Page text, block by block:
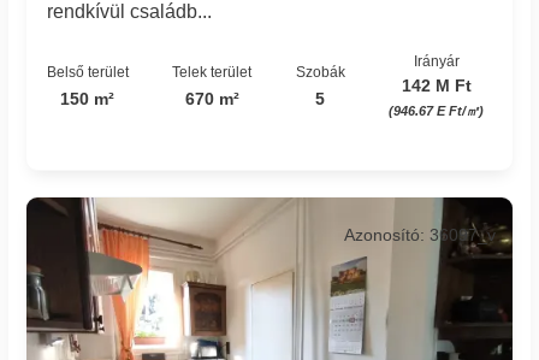
rendkívül családb...
Belső terület
150 m²
Telek terület
670 m²
Szobák
5
Irányár
142 M Ft
(946.67 E Ft/㎡)
Azonosító: 36097_v